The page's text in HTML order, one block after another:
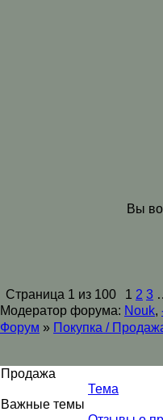
Вы
Страница 1 из 100 1 2 3
Модератор форума: Nouk,
Форум » Покупка /
Продажа
Тема
Важные темы